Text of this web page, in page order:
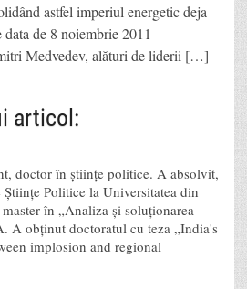
astfel imperiul energetic deja
de 8 noiembrie 2011
Medvedev, alături de liderii […]
articol:
doctor în științe politice. A absolvit,
Politice la Universitatea din
în „Analiza și soluționarea
A obținut doctoratul cu teza „India's
implosion and regional